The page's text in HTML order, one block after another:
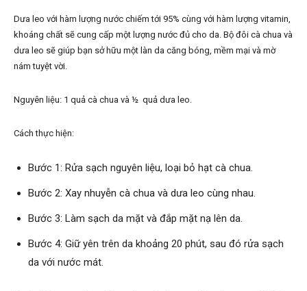
Dưa leo với hàm lượng nước chiếm tới 95% cùng với hàm lượng vitamin,
khoáng chất sẽ cung cấp một lượng nước đủ cho da. Bộ đôi cà chua và
dưa leo sẽ giúp bạn sở hữu một làn da căng bóng, mềm mại và mờ
nám tuyệt vời.
Nguyên liệu: 1 quả cà chua và ½ quả dưa leo.
Cách thực hiện:
Bước 1: Rửa sạch nguyên liệu, loại bỏ hạt cà chua.
Bước 2: Xay nhuyễn cà chua và dưa leo cùng nhau.
Bước 3: Làm sạch da mặt và đắp mặt nạ lên da.
Bước 4: Giữ yên trên da khoảng 20 phút, sau đó rửa sạch
da với nước mát.